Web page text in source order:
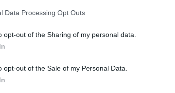
Data Processing Opt Outs
opt-out of the Sharing of my personal data.
opt-out of the Sale of my Personal Data.
stipendi vanno da 14.100 PKR